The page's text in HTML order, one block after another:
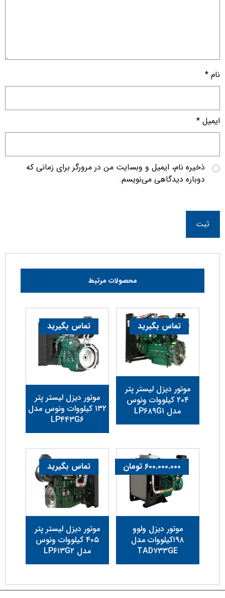
نام *
ایمیل *
ذخیره نام، ایمیل و وبسایت من در مرورگر برای زمانی که
دوباره دیدگاهی می‌نویسم.
ثبت
محصولات مرتبط
موتور دیزل لیستر پتر
۲۰۴ کیلووات ونوس
مدل LP۶۸۹G۱
تماس بگیرید
موتور دیزل لیستر پتر
۱۳۲ کیلووات ونوس مدل
LP۴۴۳G۶
تماس بگیرید
موتور دیزل ولوو
۱۹۸کیلووات مدل
TAD۷۳۳GE
۶۰۰.۰۰۰.۰۰۰ تومان
موتور دیزل لیستر پتر
۴۰۵ کیلووات ونوس
مدل LP۶۱۳G۲
تماس بگیرید